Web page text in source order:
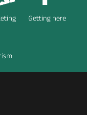
Getting here